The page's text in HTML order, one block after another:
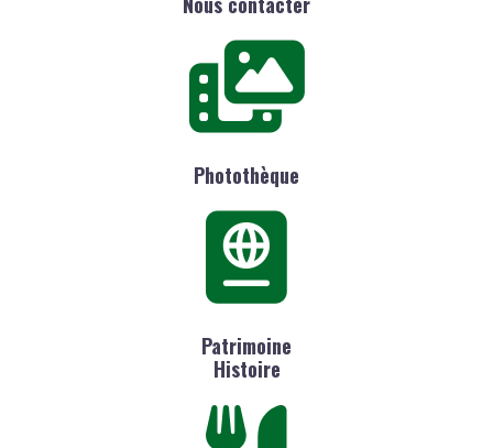
Photothèque
Patrimoine
Histoire